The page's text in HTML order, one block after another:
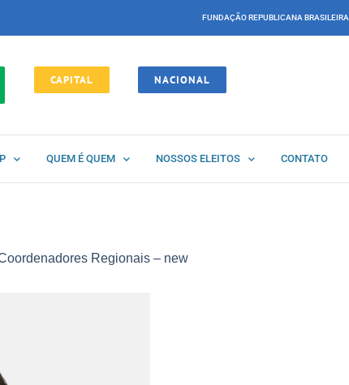
FUNDAÇÃO REPUBLICANA BRASILEIRA
CAPITAL NACIONAL
QUEM É QUEM NOSSOS ELEITOS CONTATO
Regionais – new